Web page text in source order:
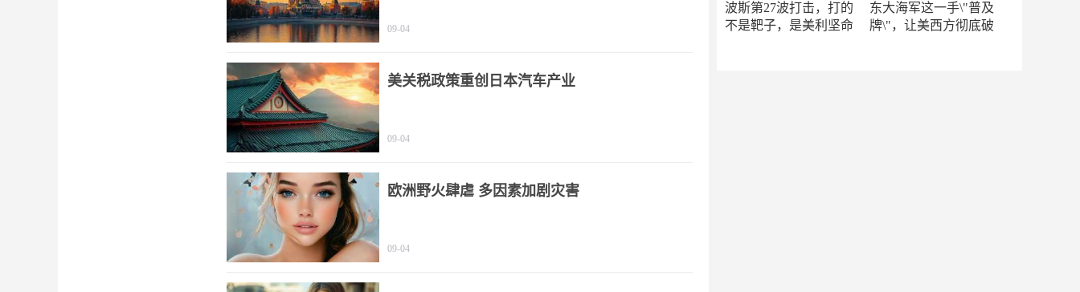
波斯第27波打击，打的
不是靶子，是美利坚命
东大海军这一手\"普及
牌\"，让美西方彻底破
09-04
美关税政策重创日本汽车产业
09-04
欧洲野火肆虐 多因素加剧灾害
09-04